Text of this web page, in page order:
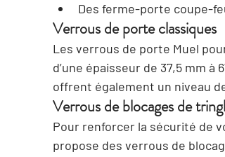
Des ferme-porte coupe-
Verrous de porte classiques
Les verrous de porte Muel
d’une épaisseur de 37,5 mm
offrent également un niveau
Verrous de blocages de
Pour renforcer la sécurité de
propose des verrous de